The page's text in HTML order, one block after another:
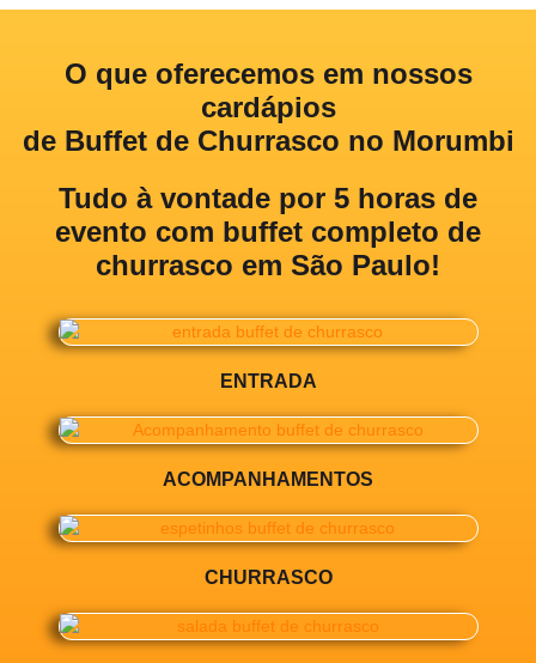
O que oferecemos em nossos
cardápios
de Buffet de Churrasco no Morumbi
Tudo à vontade por 5 horas de
evento com buffet completo de
churrasco em São Paulo!
ENTRADA
ACOMPANHAMENTOS
CHURRASCO